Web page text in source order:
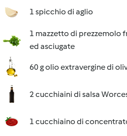
1 spicchio di aglio
1 mazzetto di prezzemolo
ed asciugate
60 g olio extravergine di
2 cucchiaini di salsa
1 cucchiaino di